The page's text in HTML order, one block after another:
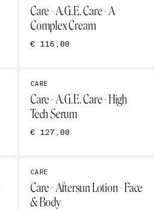
Care - A.G.E. Care - A
Complex Cream
€ 116,00
CARE
Care - A.G.E. Care - High
Tech Serum
€ 127,00
CARE
Care - Aftersun Lotion - Face
& Body